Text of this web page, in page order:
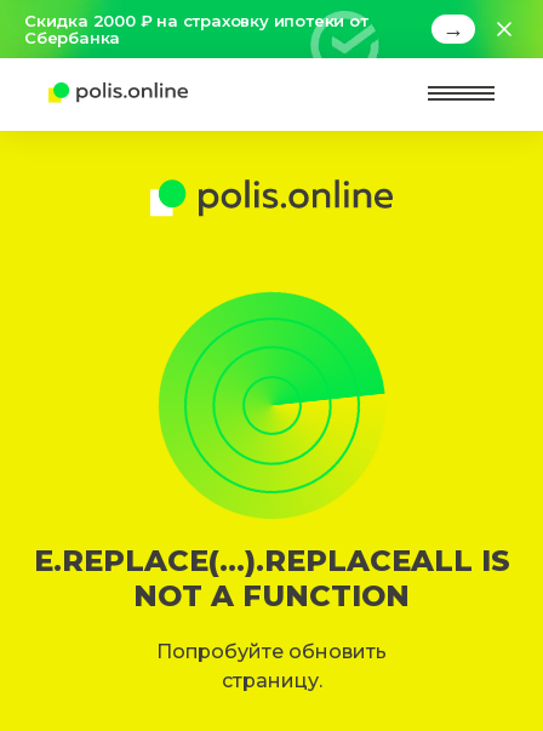
Скидка 2000 ₽ на страховку ипотеки от
Сбербанка
→
E.REPLACE(...).REPLACEALL IS
NOT A FUNCTION
Попробуйте обновить
страницу.